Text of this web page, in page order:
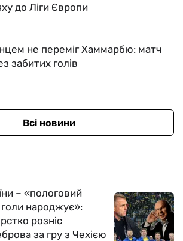
до Ліги Європи
не переміг Хаммарбю: матч
забитих голів
Всі новини
– «пологовий
народжує»:
розніс
за гру з Чехією